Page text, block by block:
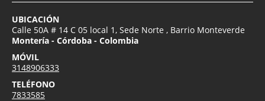
UBICACIÓN
Calle 50A # 14 C 05 local 1, Sede Norte , Barrio Monteverde
Montería - Córdoba - Colombia
MÓVIL
3148906333
TELÉFONO
7833585